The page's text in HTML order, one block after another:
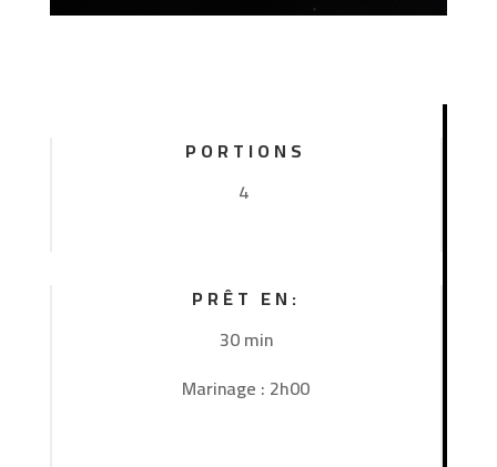
PORTIONS
4
PRÊT EN:
30 min
Marinage : 2h00